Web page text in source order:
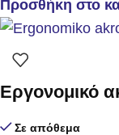
Προσθήκη στο
Εργονομικό
Σε απόθεμα